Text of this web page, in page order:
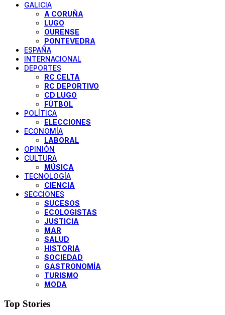
GALICIA
A CORUÑA
LUGO
OURENSE
PONTEVEDRA
ESPAÑA
INTERNACIONAL
DEPORTES
RC CELTA
RC DEPORTIVO
CD LUGO
FÚTBOL
POLÍTICA
ELECCIONES
ECONOMÍA
LABORAL
OPINIÓN
CULTURA
MÚSICA
TECNOLOGÍA
CIENCIA
SECCIONES
SUCESOS
ECOLOGISTAS
JUSTICIA
MAR
SALUD
HISTORIA
SOCIEDAD
GASTRONOMÍA
TURISMO
MODA
Top Stories